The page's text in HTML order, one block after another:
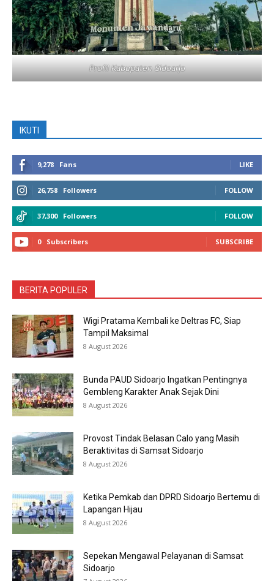
Profil Kabupaten Sidoarjo
IKUTI
9,278 Fans LIKE
26,758 Followers FOLLOW
37,300 Followers FOLLOW
0 Subscribers SUBSCRIBE
BERITA POPULER
Wigi Pratama Kembali ke Deltras FC, Siap
Tampil Maksimal
8 August 2026
Bunda PAUD Sidoarjo Ingatkan Pentingnya
Gembleng Karakter Anak Sejak Dini
8 August 2026
Provost Tindak Belasan Calo yang Masih
Beraktivitas di Samsat Sidoarjo
8 August 2026
Ketika Pemkab dan DPRD Sidoarjo Bertemu di
Lapangan Hijau
8 August 2026
Sepekan Mengawal Pelayanan di Samsat
Sidoarjo